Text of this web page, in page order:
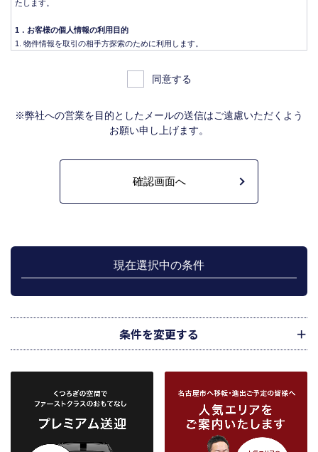
たします。
1．お客様の個人情報の利用目的
物件情報を取引の相手方探索のために利用します。
物件情報を、取引の相手方探索のため指定流通機構の物件検索システム（レイ
ンズ）に登録する場合があります。なお契約後、指定流通機構（宅地建物取引
報は、成約した物件の、物件概要、契約年月日、成約価格などの情報で、氏名
は含みません。）を提供します。指定流通機構は、物件情報及び成約情報を指
定流通機構の会員たる宅地建物取引業者や公的な団体に電子データや紙媒体で
不動産の売買契約又は賃貸契約の相手方を探索すること、及び売買、賃貸借、
上記、1.から 5.の業務に付随する、お客様にとって有用と思われる当社及び提
携先のご案内や商品の発送、関連するアフターサービス、また、管理において
のメンテナンス等の業務に関するお知らせ等に利用します。
介の依頼者に提供することがあります。
下記３記載の第三者に提供します。
物件の申込者様・購入者様管理もしくは媒介の委託を受けた不動産の所有者そ
の他権利者様から受領した申込書、契約書等に記載された個人情報、その他適
正な手段で入手した個人情報を有しています。
お客様との契約の履行、賃貸取引にあっては契約管理、売買取引にあっては契
約後の管理・アフターサービス実施のため利用します。
同意する
※弊社への営業を目的としたメールの送信はご遠慮いただくよう
お願い申し上げます。
現在選択中の条件
条件を変更する
市区町村 地図
から検索